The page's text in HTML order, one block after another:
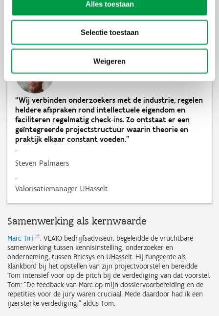
Alles toestaan
Selectie toestaan
Weigeren
doet. Het is net iets minder de speeltuin waar je vrijuit kan
experimenteren met toffe ideeën. Maar het blijft wel fun natuurlijk
om als onderzoeker én developer je prototypes direct in BricsCAD
te integreren. Dat van twee walletjes eten, bevalt me wel.”
“Wij verbinden onderzoekers met de industrie, regelen
heldere afspraken rond intellectuele eigendom en
faciliteren regelmatig check‑ins. Zo ontstaat er een
geïntegreerde projectstructuur waarin theorie en
praktijk elkaar constant voeden.”
-
Steven Palmaers
Valorisatiemanager UHasselt
Samenwerking als kernwaarde
Marc Tiri
, VLAIO bedrijfsadviseur, begeleidde de vruchtbare
samenwerking tussen kennisinstelling, onderzoeker en
onderneming, tussen Bricsys en UHasselt. Hij fungeerde als
klankbord bij het opstellen van zijn projectvoorstel en bereidde
Tom intensief voor op de pitch bij de verdediging van dat voorstel.
Tom: “De feedback van Marc op mijn dossiervoorbereiding en de
repetities voor de jury waren cruciaal. Mede daardoor had ik een
ijzersterke verdediging,” aldus Tom.